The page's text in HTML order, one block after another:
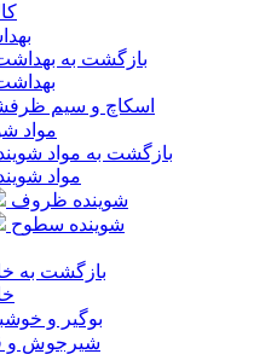
بازگشت به
اسکاچ و سیم
مواد
بازگشت به مواد
مواد
شوینده ظروف
شوینده سطوح
بازگشت به
بوگیر و
شیرجوش و